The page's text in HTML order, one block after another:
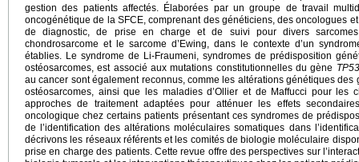
gestion des patients affectés. Élaborées par un groupe de travail
oncogénétique de la SFCE, comprenant des généticiens, des oncologues
de diagnostic, de prise en charge et de suivi pour divers sarcomes
chondrosarcome et le sarcome d’Ewing, dans le contexte d’un
établies. Le syndrome de Li-Fraumeni, syndromes de prédisposition
ostéosarcomes, est associé aux mutations constitutionnelles du gène TP53
au cancer sont également reconnus, comme les altérations génétiques des
ostéosarcomes, ainsi que les maladies d’Ollier et de Maffucci pour les
approches de traitement adaptées pour atténuer les effets
oncologique chez certains patients présentant ces syndromes de
de l’identification des altérations moléculaires somatiques dans
décrivons les réseaux référents et les comités de biologie moléculaire
prise en charge des patients. Cette revue offre des perspectives sur